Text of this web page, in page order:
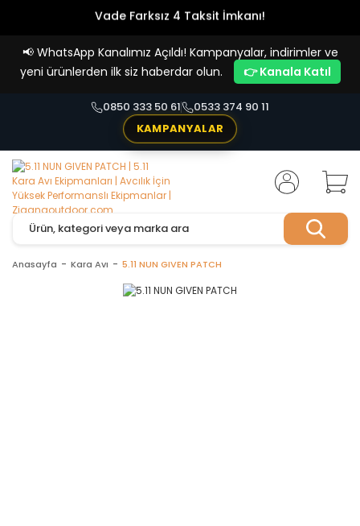
Vade Farksız 4 Taksit İmkanı!
📢 WhatsApp Kanalımız Açıldı! Kampanyalar, indirimler ve
yeni ürünlerden ilk siz haberdar olun.
👉 Kanala Katıl
0850 333 50 61
0533 374 90 11
KAMPANYALAR
Anasayfa Kara Avı 5.11 NUN GIVEN PATCH